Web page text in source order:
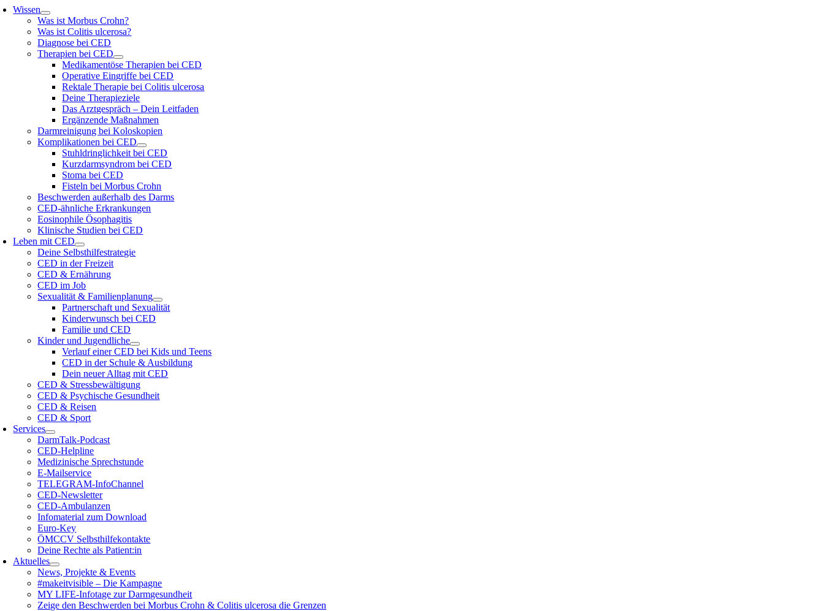
Wissen
Was ist Morbus Crohn?
Was ist Colitis ulcerosa?
Diagnose bei CED
Therapien bei CED
Medikamentöse Therapien bei CED
Operative Eingriffe bei CED
Rektale Therapie bei Colitis ulcerosa
Deine Therapieziele
Das Arztgespräch – Dein Leitfaden
Ergänzende Maßnahmen
Darmreinigung bei Koloskopien
Komplikationen bei CED
Stuhldringlichkeit bei CED
Kurzdarmsyndrom bei CED
Stoma bei CED
Fisteln bei Morbus Crohn
Beschwerden außerhalb des Darms
CED-ähnliche Erkrankungen
Eosinophile Ösophagitis
Klinische Studien bei CED
Leben mit CED
Deine Selbsthilfestrategie
CED in der Freizeit
CED & Ernährung
CED im Job
Sexualität & Familienplanung
Partnerschaft und Sexualität
Kinderwunsch bei CED
Familie und CED
Kinder und Jugendliche
Verlauf einer CED bei Kids und Teens
CED in der Schule & Ausbildung
Dein neuer Alltag mit CED
CED & Stressbewältigung
CED & Psychische Gesundheit
CED & Reisen
CED & Sport
Services
DarmTalk-Podcast
CED-Helpline
Medizinische Sprechstunde
E-Mailservice
TELEGRAM-InfoChannel
CED-Newsletter
CED-Ambulanzen
Infomaterial zum Download
Euro-Key
ÖMCCV Selbsthilfekontakte
Deine Rechte als Patient:in
Aktuelles
News, Projekte & Events
#makeitvisible – Die Kampagne
MY LIFE-Infotage zur Darmgesundheit
Zeige den Beschwerden bei Morbus Crohn & Colitis ulcerosa die Grenzen